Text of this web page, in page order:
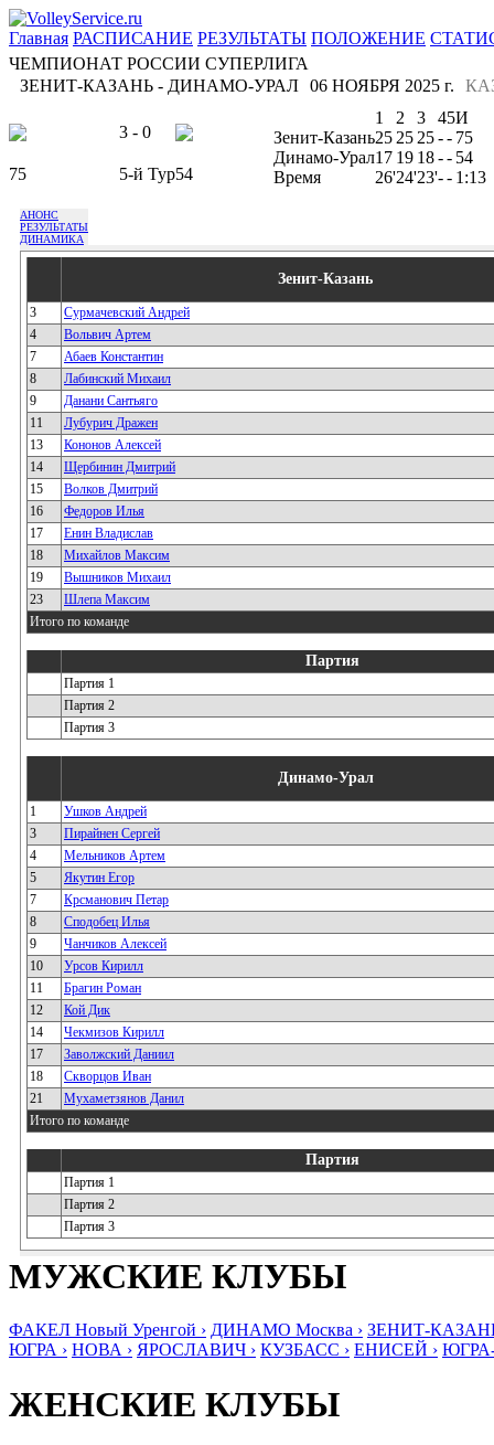
Главная РАСПИСАНИЕ РЕЗУЛЬТАТЫ ПОЛОЖЕНИЕ
ЧЕМПИОНАТ РОССИИ СУПЕРЛИГА
ЗЕНИТ-КАЗАНЬ - ДИНАМО-УРАЛ 06 НОЯБРЯ 2025 г.
3 - 0
75 5-й Тур54
1 2 3 45И
Зенит-Казань25 25 25-- 75
Динамо-Урал17 19 18-- 54
Время
26'24'23'-- 1:13
АНОНС
РЕЗУЛЬТАТЫ
ДИНАМИКА
Зенит-Казань
3
Сурмачевский Андрей
4
Вольвич Артем
7
Абаев Константин
8
Лабинский Михаил
9
Данани Сантьяго
11
Лубурич Дражен
13
Кононов Алексей
14
Щербинин Дмитрий
15
Волков Дмитрий
16
Федоров Илья
17
Енин Владислав
18
Михайлов Максим
19
Вышников Михаил
23
Шлепа Максим
Итого по команде
Партия
Партия 1
Партия 2
Партия 3
Динамо-Урал
1
Ушков Андрей
3
Пирайнен Сергей
4
Мельников Артем
5
Якутин Егор
7
Крсманович Петар
8
Сподобец Илья
9
Чанчиков Алексей
10
Урсов Кирилл
11
Брагин Роман
12
Кой Дик
14
Чекмизов Кирилл
17
Заволжский Даниил
18
Скворцов Иван
21
Мухаметзянов Данил
Итого по команде
Партия
Партия 1
Партия 2
Партия 3
МУЖСКИЕ КЛУБЫ
ФАКЕЛ Новый Уренгой › ДИНАМО Москва › ЗЕНИТ-
ЮГРА › НОВА › ЯРОСЛАВИЧ › КУЗБАСС › ЕНИСЕЙ ›
ЖЕНСКИЕ КЛУБЫ